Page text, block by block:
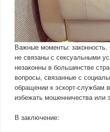
Важные моменты: законность.
не связаны с сексуальными
незаконны в большинстве
вопросы, связанные с
обращении к эскорт-службам
избежать мошенничества или
В заключение: